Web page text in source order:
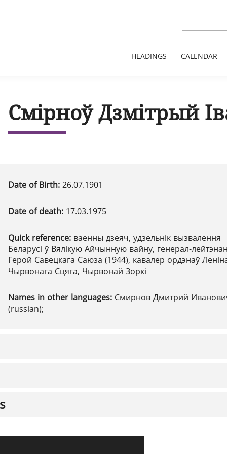
HEADINGS CALENDAR
Смірноў Дзмітрый
Date of Birth: 26.07.1901
Date of death: 17.03.1975
Quick reference: ваенны дзеяч, удзельнік вызвалення
Беларусі ў Вялікую Айчынную вайну, генерал-
Герой Савецкага Саюза (1944), кавалер ордэнаў
Чырвонага Сцяга, Чырвонай Зоркі
Names in other languages: Смирнов Дмитрий
(russian);